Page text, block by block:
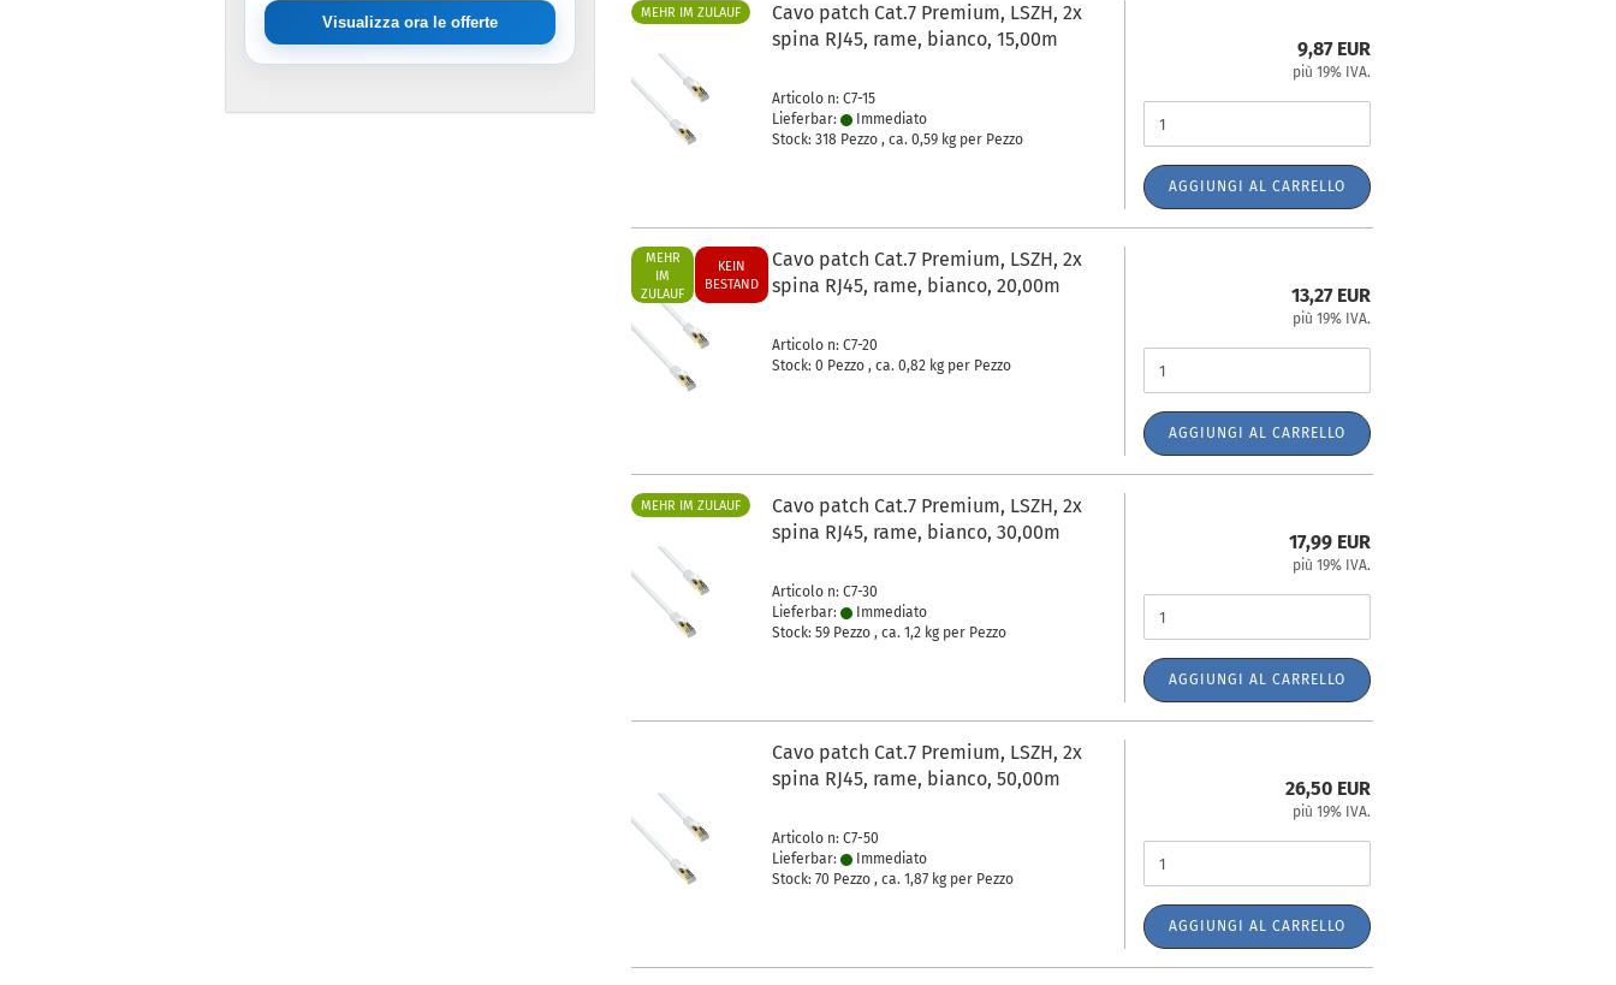
MEHR IM ZULAUF
Cavo patch Cat.7 Premium, LSZH, 2x
spina RJ45, rame, bianco, 15,00m
Articolo n: C7-15
Lieferbar:
Immediato
Stock: 318 Pezzo , ca.0,59 kg per Pezzo
9,87 EUR
più 19% IVA.
AGGIUNGI AL CARRELLO
MEHR
IM
ZULAUF
KEIN
BESTAND
Cavo patch Cat.7 Premium, LSZH, 2x
spina RJ45, rame, bianco, 20,00m
Articolo n: C7-20
Stock: 0 Pezzo , ca.0,82 kg per Pezzo
13,27 EUR
più 19% IVA.
AGGIUNGI AL CARRELLO
MEHR IM ZULAUF
Cavo patch Cat.7 Premium, LSZH, 2x
spina RJ45, rame, bianco, 30,00m
Articolo n: C7-30
Lieferbar:
Immediato
Stock: 59 Pezzo , ca.1,2 kg per Pezzo
17,99 EUR
più 19% IVA.
AGGIUNGI AL CARRELLO
Cavo patch Cat.7 Premium, LSZH, 2x
spina RJ45, rame, bianco, 50,00m
Articolo n: C7-50
Lieferbar:
Immediato
Stock: 70 Pezzo , ca.1,87 kg per Pezzo
26,50 EUR
più 19% IVA.
AGGIUNGI AL CARRELLO
Visualizza ora le offerte